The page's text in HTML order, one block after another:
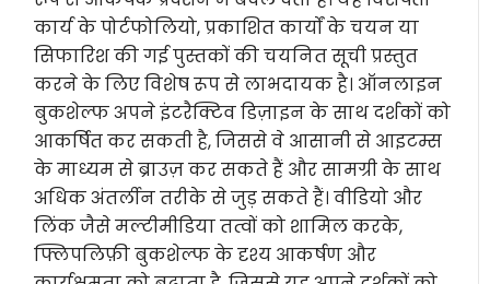
कार्य के पोर्टफोलियो, प्रकाशित कार्यों के चयन या
सिफारिश की गई पुस्तकों की चयनित सूची प्रस्तुत
करने के लिए विशेष रूप से लाभदायक है। ऑनलाइन
बुकशेल्फ अपने इंटरैक्टिव डिज़ाइन के साथ दर्शकों को
आकर्षित कर सकती है, जिससे वे आसानी से आइटम्स
के माध्यम से ब्राउज़ कर सकते हैं और सामग्री के साथ
अधिक अंतर्लीन तरीके से जुड़ सकते हैं। वीडियो और
लिंक जैसे मल्टीमीडिया तत्वों को शामिल करके,
फ्लिपलिफ़ी बुकशेल्फ के दृश्य आकर्षण और